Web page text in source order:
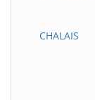
CHALAIS